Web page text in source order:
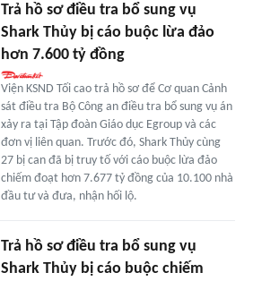
Trả hồ sơ điều tra bổ sung vụ
Shark Thủy bị cáo buộc lừa đảo
hơn 7.600 tỷ đồng
Viện KSND Tối cao trả hồ sơ để Cơ quan Cảnh
sát điều tra Bộ Công an điều tra bổ sung vụ án
xảy ra tại Tập đoàn Giáo dục Egroup và các
đơn vị liên quan. Trước đó, Shark Thủy cùng
27 bị can đã bị truy tố với cáo buộc lừa đảo
chiếm đoạt hơn 7.677 tỷ đồng của 10.100 nhà
đầu tư và đưa, nhận hối lộ.
Trả hồ sơ điều tra bổ sung vụ
Shark Thủy bị cáo buộc chiếm